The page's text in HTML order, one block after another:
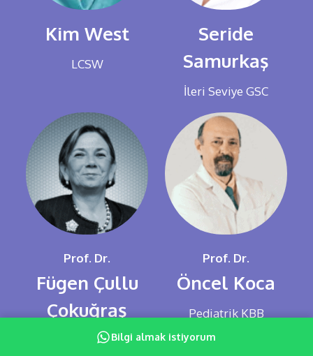
Kim West
LCSW
Seride
Samurkaş
İleri Seviye GSC
Prof. Dr.
Fügen Çullu
Çokuğraş
Pediatrik
Prof. Dr.
Öncel Koca
Pediatrik KBB
Bilgi almak istiyorum
WhatsApp destek hattı